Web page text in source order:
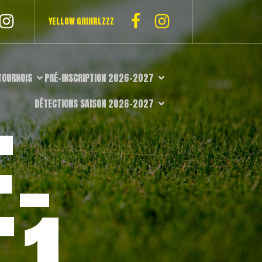
YELLOW GIIIIIRLZZZ
PRÉ-INSCRIPTION 2026-2027
DÉTECTIONS SAISON 2026-2027